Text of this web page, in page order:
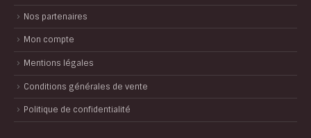
Nos partenaires
Mon compte
Mentions légales
Conditions générales de vente
Politique de confidentialité